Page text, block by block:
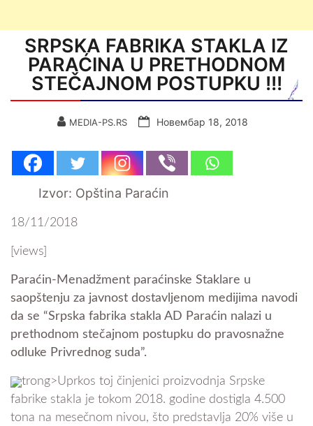
SRPSKA FABRIKA STAKLA IZ
PARAĆINA U PRETHODNOM
STEČAJNOM POSTUPKU !!!
MEDIA-PS.RS Новембар 18, 2018
Izvor: Opština Paraćin
18/11/2018
[views]
Paraćin-Menadžment paraćinske Staklare u
saopštenju za javnost dostavljenom medijima navodi
da se “Srpska fabrika stakla AD Paraćin nalazi u
prethodnom stečajnom postupku do pravosnažne
odluke Privrednog suda”.
trong>Uprkos toj činjenici proizvodnja Srpske
fabrike stakla je tokom 2018. godine dostigla 4.500
tona na mesečnom nivou, što predstavlja 20% više u